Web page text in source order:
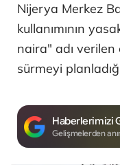
Nijerya Merkez
kullanımının
naira" adı
sürmeyi
Haberlerimizi
Gelişmelerden